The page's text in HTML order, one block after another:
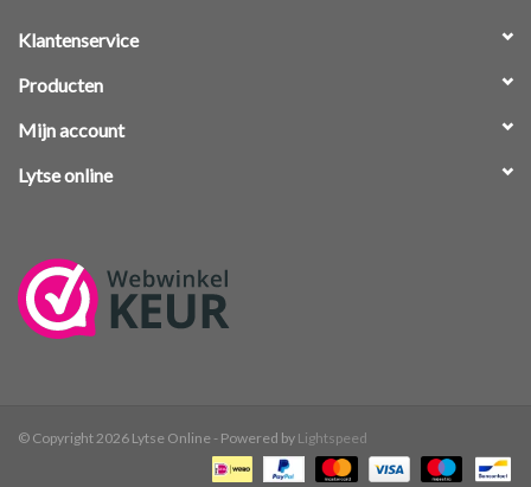
Klantenservice
Producten
Mijn account
Lytse online
© Copyright 2026 Lytse Online - Powered by Lightspeed